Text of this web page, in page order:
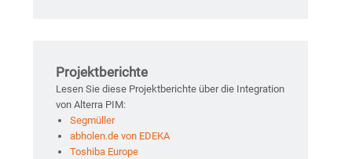
Projektberichte
Lesen Sie diese Projektberichte über die Integration
von Alterra PIM:
Segmüller
abholen.de von EDEKA
Toshiba Europe